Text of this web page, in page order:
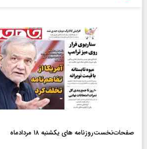
صفحات‌نخست‌روزنامه ها‌ی یکشنبه ۱۸ مردادماه